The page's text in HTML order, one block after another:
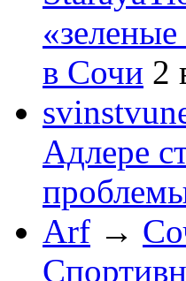
в Сочи 2
Адлере
Arf →